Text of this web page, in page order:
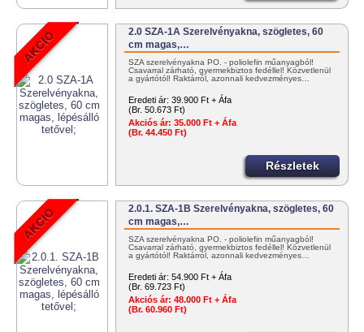
2.0 SZA-1A Szerelvényakna, szögletes, 60
cm magas,…
SZA szerelvényakna PO. - poliolefin műanyagból!
Csavarral zárható, gyermekbiztos fedéllel! Közvetlenül
a gyártótól! Raktárról, azonnali kedvezményes…
Eredeti ár: 39.900 Ft + Áfa
(Br. 50.673 Ft)
Akciós ár: 35.000 Ft + Áfa
(Br. 44.450 Ft)
Részletek
2.0.1. SZA-1B Szerelvényakna, szögletes, 60
cm magas,…
SZA szerelvényakna PO. - poliolefin műanyagból!
Csavarral zárható, gyermekbiztos fedéllel! Közvetlenül
a gyártótól! Raktárról, azonnali kedvezményes…
Eredeti ár: 54.900 Ft + Áfa
(Br. 69.723 Ft)
Akciós ár: 48.000 Ft + Áfa
(Br. 60.960 Ft)